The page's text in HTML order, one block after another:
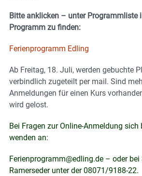
Bitte anklicken – unter Programmliste
Programm zu finden:
Ferienprogramm Edling
Ab Freitag, 18. Juli, werden gebuchte
verbindlich zugeteilt per mail. Sind
Anmeldungen für einen Kurs
wird gelost.
Bei Fragen zur Online-Anmeldung sich
wenden an:
Ferienprogramm@edling.de – oder bei
Ramerseder unter der 08071/9188-22.